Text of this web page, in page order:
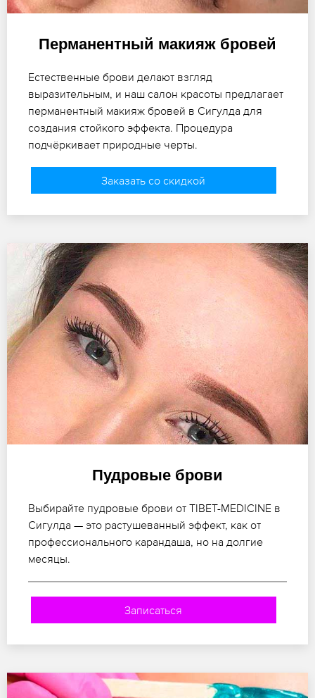
Перманентный макияж бровей
Естественные брови делают взгляд
выразительным, и наш салон красоты предлагает
перманентный макияж бровей в Сигулда для
создания стойкого эффекта. Процедура
подчёркивает природные черты.
Заказать со скидкой
Пудровые брови
Выбирайте пудровые брови от TIBET-MEDICINE в
Сигулда — это растушеванный эффект, как от
профессионального карандаша, но на долгие
месяцы.
Записаться